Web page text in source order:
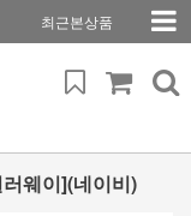
최근본상품
웨이](네이비)